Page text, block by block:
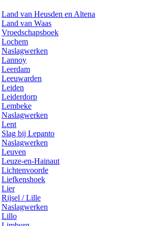
Land van Heusden en Altena
Land van Waas
Vroedschapsboek
Lochem
Naslagwerken
Lannoy
Leerdam
Leeuwarden
Leiden
Leiderdorp
Lembeke
Naslagwerken
Lent
Slag bij Lepanto
Naslagwerken
Leuven
Leuze-en-Hainaut
Lichtenvoorde
Liefkenshoek
Lier
Rijsel / Lille
Naslagwerken
Lillo